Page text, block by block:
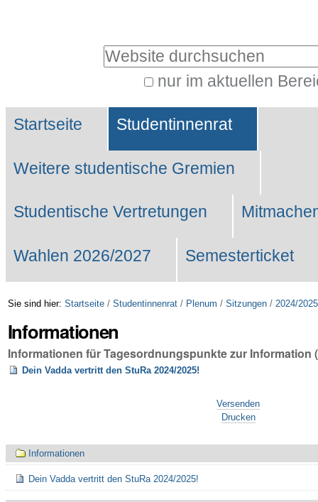
Website durchsuchen
nur im aktuellen
Suche…
Sektionen
Startseite Studentinnenrat
Weitere studentische Gremien
Studentische Vertretungen
Wahlen 2026/2027 Semesterticket
Sie sind hier: Startseite / Studentinnenrat / Plenum / Sitzungen / 2024/2025
Informationen
Informationen für Tagesordnungspunkte zur Information
Dein Vadda vertritt den StuRa 2024/2025!
Versenden
Drucken
Navigation
Informationen
Dein Vadda vertritt den StuRa 2024/2025!